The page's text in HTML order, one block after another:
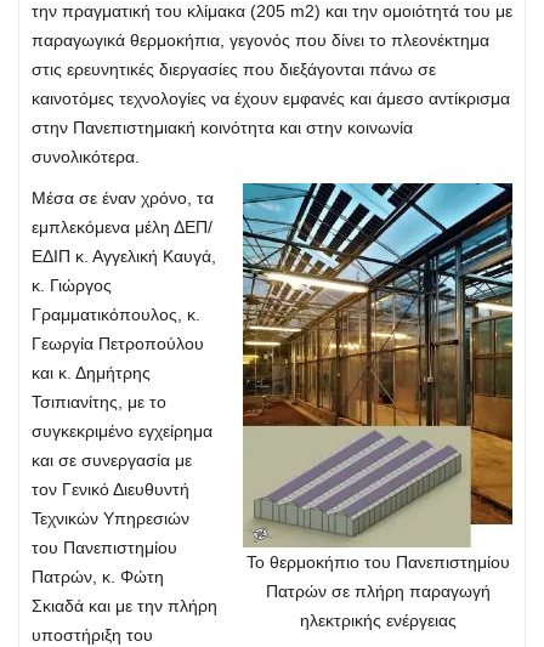
την πραγματική του κλίμακα (205 m2) και την ομοιότητά του με
παραγωγικά θερμοκήπια, γεγονός που δίνει το πλεονέκτημα
στις ερευνητικές διεργασίες που διεξάγονται πάνω σε
καινοτόμες τεχνολογίες να έχουν εμφανές και άμεσο αντίκρισμα
στην Πανεπιστημιακή κοινότητα και στην κοινωνία
συνολικότερα.
Το θερμοκήπιο του Πανεπιστημίου
Πατρών σε πλήρη παραγωγή
ηλεκτρικής ενέργειας
Μέσα σε έναν χρόνο, τα
εμπλεκόμενα μέλη ΔΕΠ/
ΕΔΙΠ κ. Αγγελική Καυγά,
κ. Γιώργος
Γραμματικόπουλος, κ.
Γεωργία Πετροπούλου
και κ. Δημήτρης
Τσιπιανίτης, με το
συγκεκριμένο εγχείρημα
και σε συνεργασία με
τον Γενικό Διευθυντή
Τεχνικών Υπηρεσιών
του Πανεπιστημίου
Πατρών, κ. Φώτη
Σκιαδά και με την πλήρη
υποστήριξη του